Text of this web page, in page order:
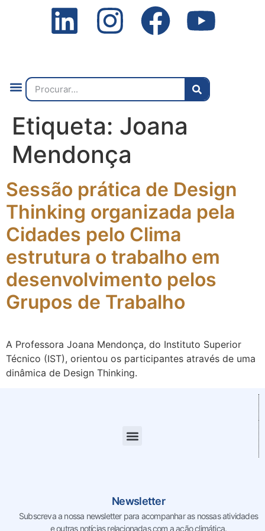
Etiqueta: Joana
Mendonça
Sessão prática de Design
Thinking organizada pela
Cidades pelo Clima
estrutura o trabalho em
desenvolvimento pelos
Grupos de Trabalho
A Professora Joana Mendonça, do Instituto Superior
Técnico (IST), orientou os participantes através de uma
dinâmica de Design Thinking.
Newsletter
Subscreva a nossa newsletter para acompanhar as nossasatividades
e outras notícias relacionadas com a ação climática.